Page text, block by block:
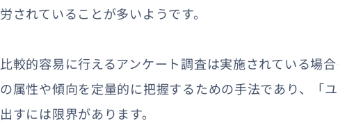
労されていることが多いようです。
比較的容易に行えるアンケート調査は実施されている場
の属性や傾向を定量的に把握するための手法であり、「
出すには限界があります。